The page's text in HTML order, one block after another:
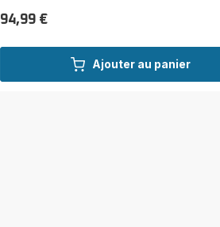
Ajouter au panier
Prix
94,99 €